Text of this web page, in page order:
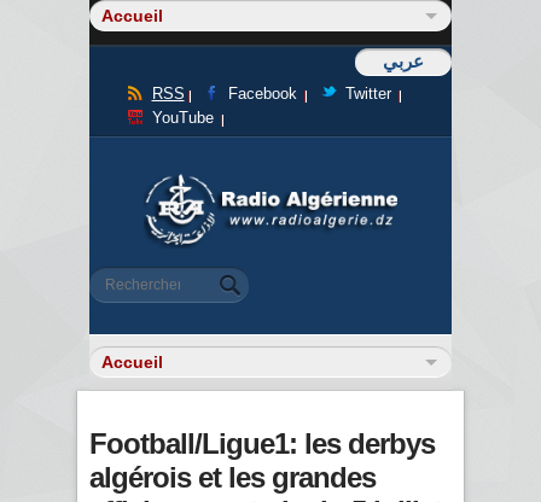
عربي
RSS Facebook
Twitter
YouTube
Formulaire de recherche
Rechercher
Football/Ligue1: les derbys
algérois et les grandes